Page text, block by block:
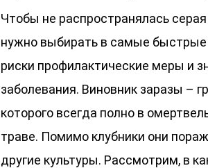
Чтобы не распространялась
нужно выбирать в самые
риски профилактические меры и
заболевания. Виновник заразы –
которого всегда полно в
траве. Помимо клубники они
другие культуры. Рассмотрим, в